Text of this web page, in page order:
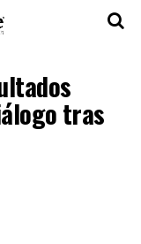
tras